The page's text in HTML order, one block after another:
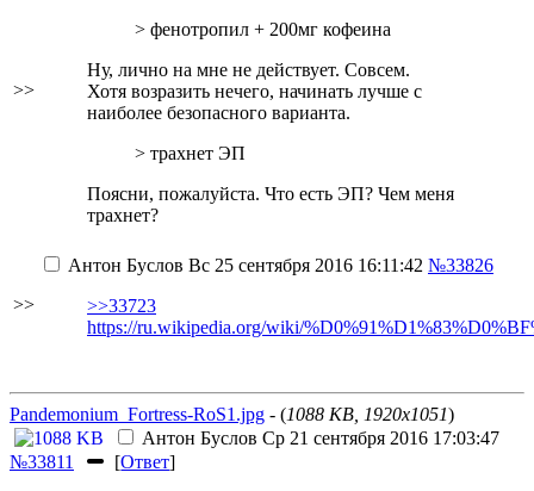
>>
> фенотропил + 200мг кофеина
Ну, лично на мне не действует. Совсем.
Хотя возразить нечего, начинать лучше с
наиболее безопасного варианта.
> трахнет ЭП
Поясни, пожалуйста. Что есть ЭП? Чем меня
трахнет?
>>
Антон Буслов Вс 25 сентября 2016 16:11:42 №33826
>>33723
https://ru.wikipedia.org/wiki/
Pandemonium_Fortress-RoS1.jpg - (1088 KB, 1920x1051)
Антон Буслов Ср 21 сентября 2016 17:03:47
№33811
[Ответ]